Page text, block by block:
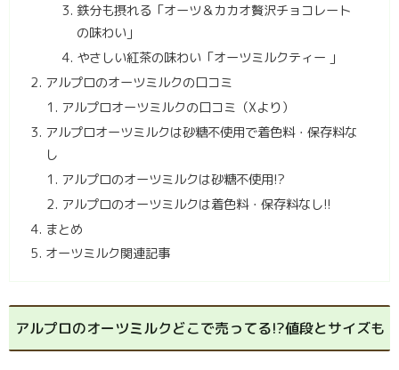
鉄分も摂れる「オーツ＆カカオ贅沢チョコレート
の味わい」
やさしい紅茶の味わい「オーツミルクティー 」
アルプロのオーツミルクの口コミ
アルプロオーツミルクの口コミ（Xより）
アルプロオーツミルクは砂糖不使用で着色料・保存料な
し
アルプロのオーツミルクは砂糖不使用!?
アルプロのオーツミルクは着色料・保存料なし!!
まとめ
オーツミルク関連記事
アルプロのオーツミルクどこで売ってる!?値段とサイズも